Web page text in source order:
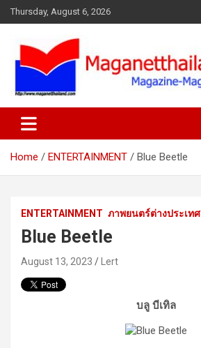
Skip
to
Thursday, August 6, 2026
Home ENTERTAINMENT Blue Beetle
ENTERTAINMENT ภาพยนตร์ต่างประเทศ
Blue Beetle
August 13, 2023 Lert
บลู บีเทิล